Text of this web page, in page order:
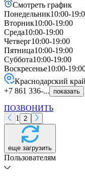
Смотреть график
Понедельник10:00-
Вторник10:00-19:00
Среда10:00-19:00
Четверг10:00-19:00
Пятница10:00-19:00
Суббота10:00-19:00
Воскресенье10:00-
Краснодарский
+7 861 336-...
показать
ПОЗВОНИТЬ
1
2
еще загрузить
Пользователям